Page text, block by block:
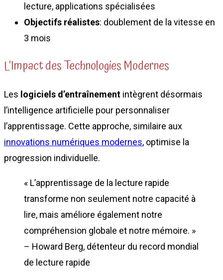
lecture, applications spécialisées
Objectifs réalistes: doublement de la vitesse en
3 mois
L’Impact des Technologies Modernes
Les logiciels d’entraînement intègrent désormais
l’intelligence artificielle pour personnaliser
l’apprentissage. Cette approche, similaire aux
innovations numériques modernes, optimise la
progression individuelle.
« L’apprentissage de la lecture rapide
transforme non seulement notre capacité à
lire, mais améliore également notre
compréhension globale et notre mémoire. »
– Howard Berg, détenteur du record mondial
de lecture rapide